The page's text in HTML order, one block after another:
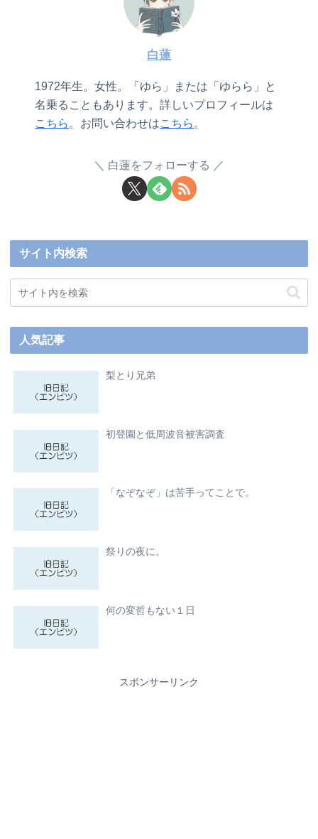
白蓮
1972年生。女性。「ゆら」または「ゆらら」と
名乗ることもあります。詳しいプロフィールは
こちら。お問い合わせはこちら。
白蓮をフォローする
サイト内検索
人気記事
梨とり兄弟
初登園と低周波音被害調査
「なぞなぞ」は苦手ってことで。
祭りの夜に。
何の変哲もない１日
スポンサーリンク